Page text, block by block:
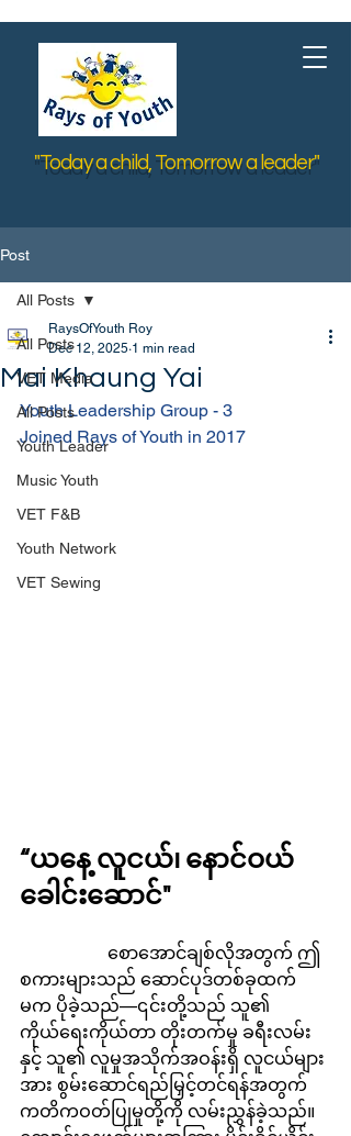
"Today a child, Tomorrow a leader"
Post
All Posts
VET Media
All Posts
Youth Leader
Music Youth
VET F&B
Youth Network
VET Sewing
All Posts
Mai Khaung Yai
RaysOfYouth Roy
Dec 12, 2025 1 min read
Youth Leadership Group - 3
Joined Rays of Youth in 2017
“ယနေ့ လူငယ်၊ နောင်ဝယ်
ခေါင်းဆောင်"
စကားများသည် ဆောင်ပုဒ်တစ်ခုထက်
မက ပိုခဲ့သည်—၎င်းတို့သည် သူ၏
ကိုယ်ရေးကိုယ်တာ တိုးတက်မှု ခရီးလမ်း
နှင့် သူ၏ လူမှုအသိုက်အဝန်းရှိ လူငယ်များ
အား စွမ်းဆောင်ရည်မြှင့်တင်ရန်အတွက်
ကတိကဝတ်ပြုမှုတို့ကို လမ်းညွှန်ခဲ့သည်။